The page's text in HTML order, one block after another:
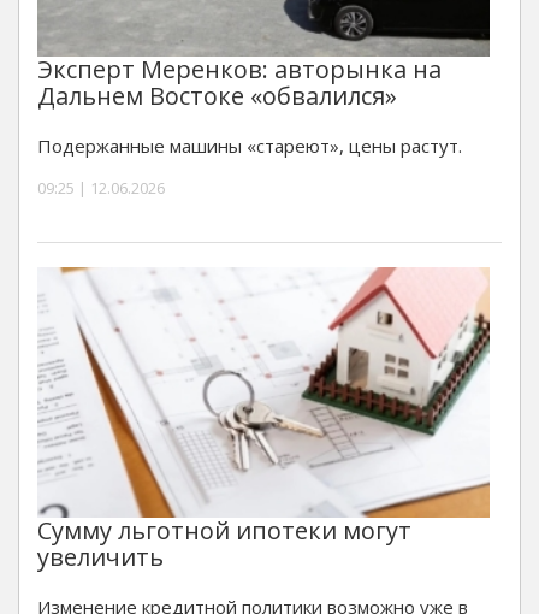
Эксперт Меренков: авторынка на
Дальнем Востоке «обвалился»
Подержанные машины «стареют», цены растут.
09:25 | 12.06.2026
Сумму льготной ипотеки могут
увеличить
Изменение кредитной политики возможно уже в